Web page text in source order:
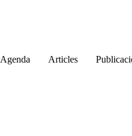
Agenda Articles